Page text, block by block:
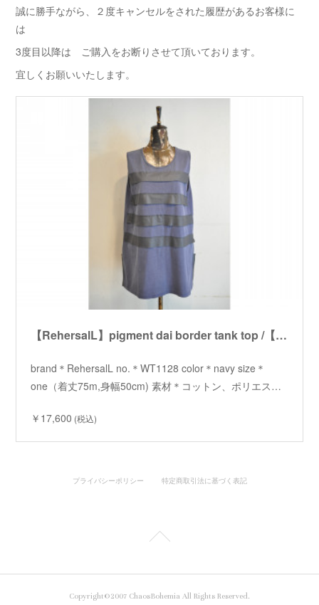
誠に勝手ながら、２度キャンセルをされた履歴があるお客様に
は
3度目以降は ご購入をお断りさせて頂いております。
宜しくお願いいたします。
【RehersalL】pigment dai border tank top /【リハーズオール】ピグメントダイボーダータンクトップ
brand＊RehersalL no.＊WT1128 color＊navy size＊
one（着丈75m,身幅50cm) 素材＊コットン、ポリエス…
￥17,600 (税込)
プライバシーポリシー 特定商取引法に基づく表記
Copyright©2007 ChaosBohemia All Rights Reserved.